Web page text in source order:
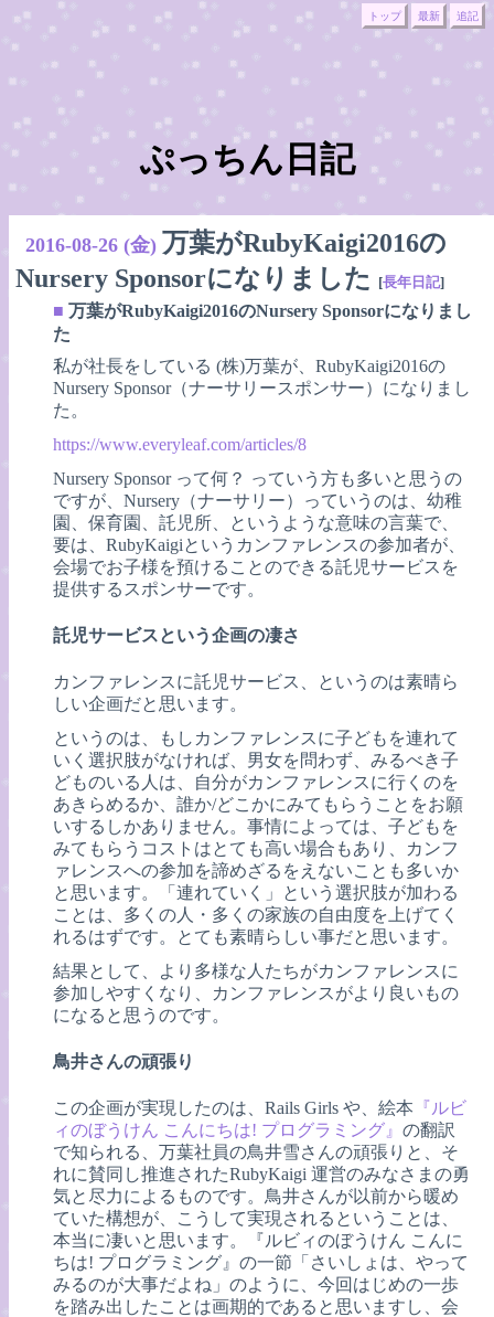
トップ 最新 追記
ぷっちん日記
2016-08-26 (金) 万葉がRubyKaigi2016の
Nursery Sponsorになりました
[長年日記]
■ 万葉がRubyKaigi2016のNursery Sponsorになりまし
た
私が社長をしている (株)万葉が、RubyKaigi2016の
Nursery Sponsor（ナーサリースポンサー）になりまし
た。
https://www.everyleaf.com/articles/8
Nursery Sponsor って何？ っていう方も多いと思うの
ですが、Nursery（ナーサリー）っていうのは、幼稚
園、保育園、託児所、というような意味の言葉で、
要は、RubyKaigiというカンファレンスの参加者が、
会場でお子様を預けることのできる託児サービスを
提供するスポンサーです。
託児サービスという企画の凄さ
カンファレンスに託児サービス、というのは素晴ら
しい企画だと思います。
というのは、もしカンファレンスに子どもを連れて
いく選択肢がなければ、男女を問わず、みるべき子
どものいる人は、自分がカンファレンスに行くのを
あきらめるか、誰か/どこかにみてもらうことをお願
いするしかありません。事情によっては、子どもを
みてもらうコストはとても高い場合もあり、カンフ
ァレンスへの参加を諦めざるをえないことも多いか
と思います。「連れていく」という選択肢が加わる
ことは、多くの人・多くの家族の自由度を上げてく
れるはずです。とても素晴らしい事だと思います。
結果として、より多様な人たちがカンファレンスに
参加しやすくなり、カンファレンスがより良いもの
になると思うのです。
鳥井さんの頑張り
この企画が実現したのは、Rails Girls や、絵本 『ルビ
ィのぼうけん こんにちは! プログラミング』の翻訳
で知られる、万葉社員の鳥井雪さんの頑張りと、そ
れに賛同し推進されたRubyKaigi 運営のみなさまの勇
気と尽力によるものです。鳥井さんが以前から暖め
ていた構想が、こうして実現されるということは、
本当に凄いと思います。『ルビィのぼうけん こんに
ちは! プログラミング』の一節「さいしょは、やって
みるのが大事だよね」のように、今回はじめの一歩
を踏み出したことは画期的であると思いますし、会